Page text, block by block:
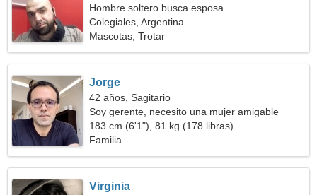
Hombre soltero busca esposa
Colegiales, Argentina
Mascotas, Trotar
Jorge
42 años, Sagitario
Soy gerente, necesito una mujer amigable
183 cm (6'1"), 81 kg (178 libras)
Familia
Virginia